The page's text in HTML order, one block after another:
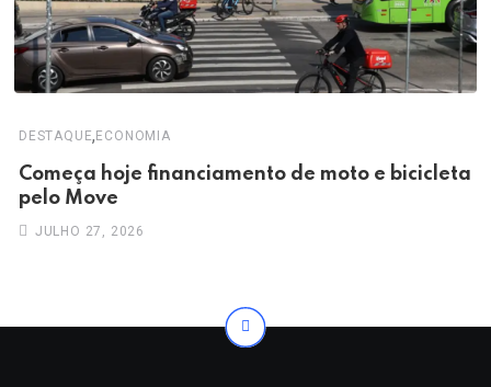
DESTAQUE, ECONOMIA
Começa hoje financiamento de moto e bicicleta
pelo Move
JULHO 27, 2026